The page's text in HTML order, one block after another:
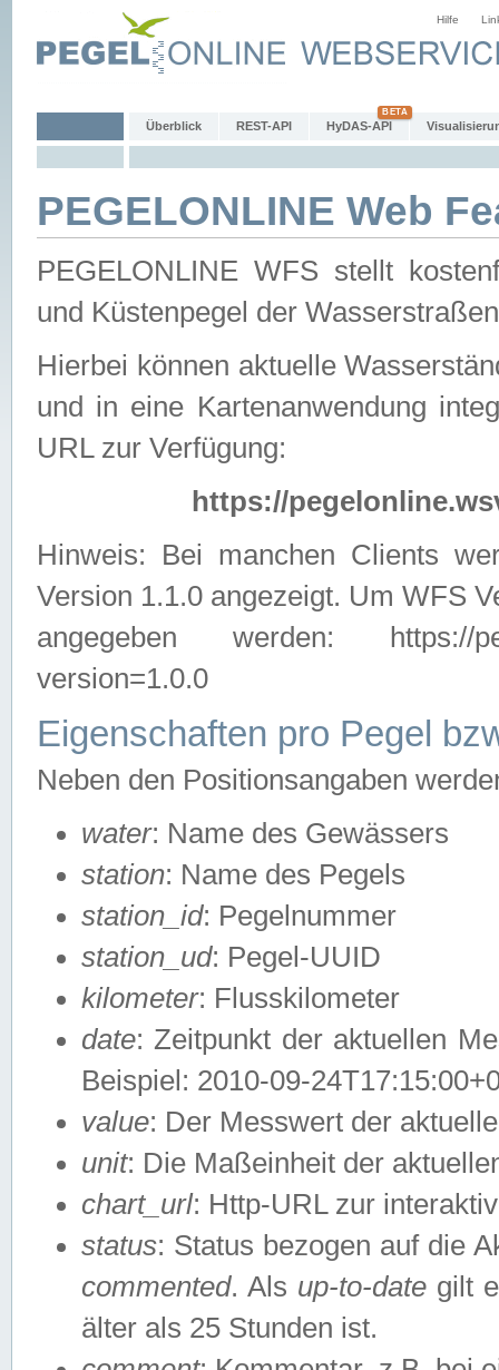
Hilfe
Überblick REST-API HyDAS-API
PEGELONLINE Web
PEGELONLINE WFS stellt
und Küstenpegel der
Hierbei können aktuelle
und in eine Kartenanwendung
URL zur Verfügung:
https://
Hinweis: Bei manchen Clients
Version 1.1.0 angezeigt. Um WFS
angegeben werden: https://
version=1.0.0
Eigenschaften pro Pegel
Neben den Positionsangaben
water: Name des Gewässers
station: Name des Pegels
station_id: Pegelnummer
station_ud: Pegel-UUID
kilometer: Flusskilometer
date: Zeitpunkt der aktuellen
Beispiel: 2010-09-
value: Der Messwert der
unit: Die Maßeinheit der
chart_url: Http-URL zur
status: Status bezogen auf die
commented. Als up-to-date gilt
älter als 25 Stunden ist.